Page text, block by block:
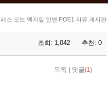
패스 오브 엑자일 인벤 POE1 자유 게시판
조회: 1,042 추천: 0
목록 댓글(1)